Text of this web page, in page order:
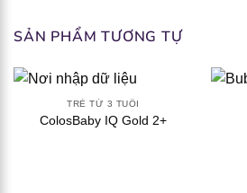
SẢN PHẨM TƯƠNG TỰ
TRẺ TỪ 3 TUỔI
ColosBaby IQ Gold 2+